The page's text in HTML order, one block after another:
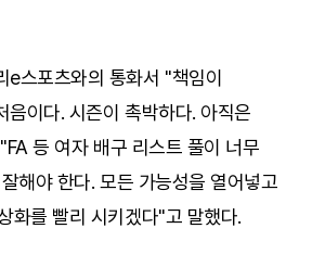
e스포츠와의 통화서 "책임이
음이다. 시즌이 촉박하다. 아직은
등 여자 배구 리스트 풀이 너무
해야 한다. 모든 가능성을 열어넣고
화를 빨리 시키겠다"고 말했다.